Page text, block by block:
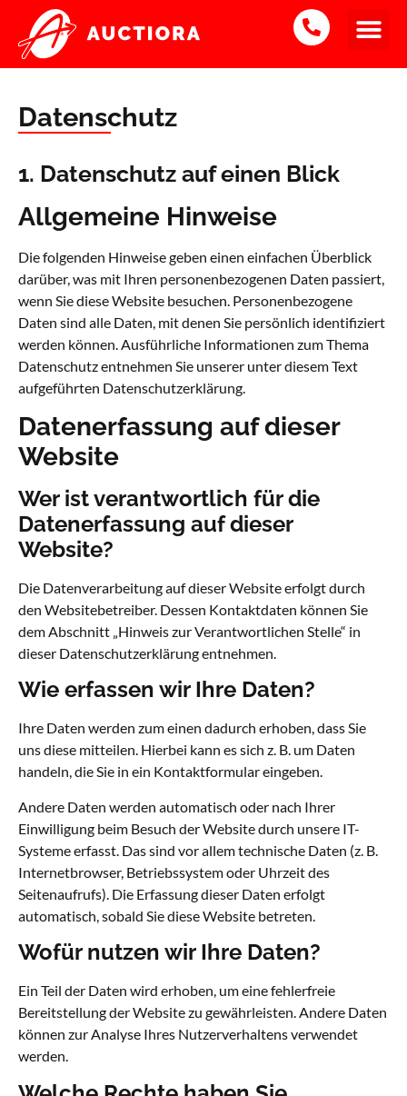
Datenschutz
1. Datenschutz auf einen Blick
Allgemeine Hinweise
Die folgenden Hinweise geben einen einfachen Überblick
darüber, was mit Ihren personenbezogenen Daten passiert,
wenn Sie diese Website besuchen. Personenbezogene
Daten sind alle Daten, mit denen Sie persönlich identifiziert
werden können. Ausführliche Informationen zum Thema
Datenschutz entnehmen Sie unserer unter diesem Text
aufgeführten Datenschutzerklärung.
Datenerfassung auf dieser
Website
Wer ist verantwortlich für die
Datenerfassung auf dieser
Website?
Die Datenverarbeitung auf dieser Website erfolgt durch
den Websitebetreiber. Dessen Kontaktdaten können Sie
dem Abschnitt „Hinweis zur Verantwortlichen Stelle“ in
dieser Datenschutzerklärung entnehmen.
Wie erfassen wir Ihre Daten?
Ihre Daten werden zum einen dadurch erhoben, dass Sie
uns diese mitteilen. Hierbei kann es sich z. B. um Daten
handeln, die Sie in ein Kontaktformular eingeben.
Andere Daten werden automatisch oder nach Ihrer
Einwilligung beim Besuch der Website durch unsere IT-
Systeme erfasst. Das sind vor allem technische Daten (z. B.
Internetbrowser, Betriebssystem oder Uhrzeit des
Seitenaufrufs). Die Erfassung dieser Daten erfolgt
automatisch, sobald Sie diese Website betreten.
Wofür nutzen wir Ihre Daten?
Ein Teil der Daten wird erhoben, um eine fehlerfreie
Bereitstellung der Website zu gewährleisten. Andere Daten
können zur Analyse Ihres Nutzerverhaltens verwendet
werden.